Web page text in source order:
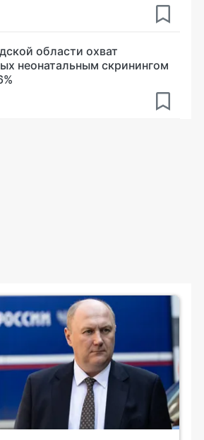
области охват
неонатальным скринингом